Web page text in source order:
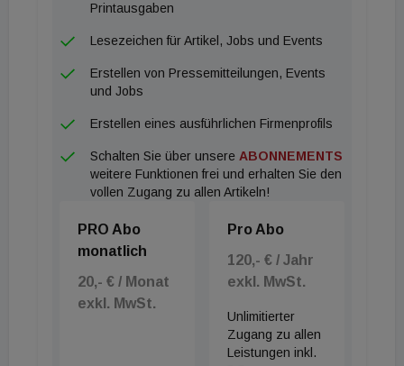
See im Schnitt um einiges höher als in anderen
Urlaubsregionen ist. Die Gemeinden Gmunden und
Euro pro Quadratmeter weit unter dem
Was aber alle analysierten Ferien-Hotspots
gemeinsam haben, ist, dass der Kaufpreis von
2019 bis 2021 um knapp 20 Prozent gestiegen ist.
Printausgaben
Lesezeichen für Artikel, Jobs und Events
Erstellen von Pressemitteilungen, Events
und Jobs
Erstellen eines ausführlichen Firmenprofils
Schalten Sie über unsere ABONNEMENTS
weitere Funktionen frei und erhalten Sie den
vollen Zugang zu allen Artikeln!
PRO Abo
monatlich
20,- € / Monat
exkl. MwSt.
Pro Abo
120,- € / Jahr
exkl. MwSt.
Unlimitierter
Zugang zu allen
Leistungen inkl.